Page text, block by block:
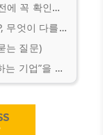
체크리스트
엇이 다를까?
는 질문)
한 실전형 ERP